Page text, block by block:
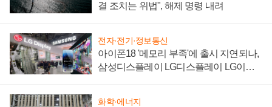
결 조치는 위법", 해제 명령 내려
전자·전기·정보통신
아이폰18 '메모리 부족'에 출시 지연되나,
삼성디스플레이 LG디스플레이 LG이노
화학·에너지